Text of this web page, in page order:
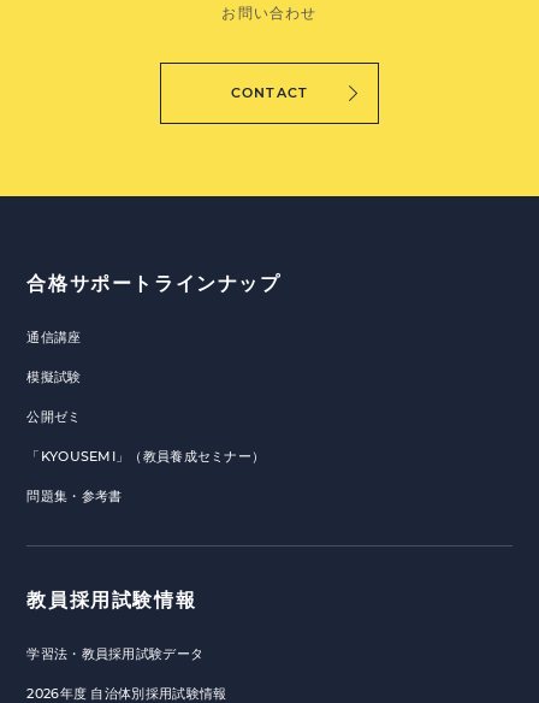
お問い合わせ
CONTACT
合格サポートラインナップ
通信講座
模擬試験
公開ゼミ
「KYOUSEMI」（教員養成セミナー）
問題集・参考書
教員採用試験情報
学習法・教員採用試験データ
2026年度 自治体別採用試験情報